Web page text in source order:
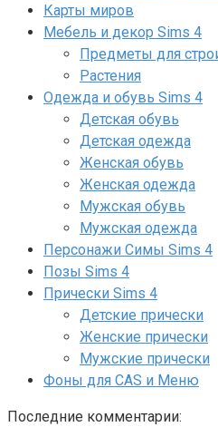
Карты миров
Мебель и декор Sims 4
Предметы для
Растения
Одежда и обувь Sims 4
Детская обувь
Детская одежда
Женская обувь
Женская одежда
Мужская обувь
Мужская одежда
Персонажи Симы Sims 4
Позы Sims 4
Прически Sims 4
Детские прически
Женские прически
Мужские прически
Фоны для CAS и Меню
Последние комментарии: